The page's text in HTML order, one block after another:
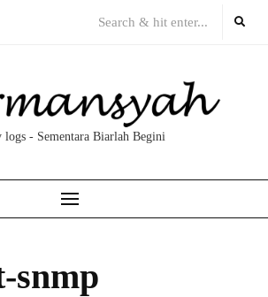
logs - Sementara Biarlah Begini
snmp